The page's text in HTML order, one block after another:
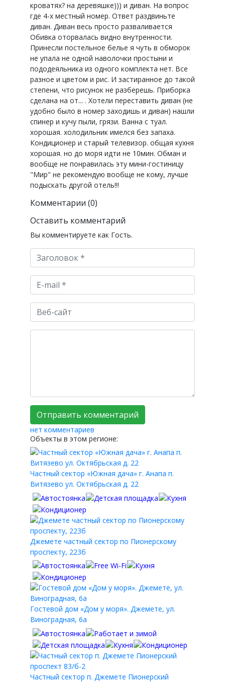
кроватях? на деревяшке))) и диван. На вопрос
где 4-х местный номер. Ответ раздвиньте
диван. Диван весь просто разваливается
Обивка оторвалась видно внутренности.
Принесли постельное белье я чуть в обморок
не упала не одной наволочки простыни и
пододеяльника из одного комплекта нет. Все
разное и цветом и рис. И застиранное до такой
степени, что рисунок не разберешь. Приборка
сделана на от... . Хотели переставить диван (не
удобно было в номер заходишь и диван) нашли
спинер и кучу пыли, грязи. Ванна с туал.
хорошая. холодильник имелся без запаха.
Кондиционер и старый телевизор. общая кухня
хорошая. но до моря идти не 10мин. Обман и
вообще не понравилась эту мини-гостиницу
"Мир" не рекомендую вообще не кому, лучше
подыскать другой отель!!!
Комментарии (0)
Оставить комментарий
Вы комментируете как Гость.
нет комментариев
Объекты в этом регионе:
Частный сектор «Южная дача» г. Анапа п.
Витязево ул. Октябрьская д. 22
Джемете частный сектор по Пионерскому
проспекту, 223б
Гостевой дом «Дом у моря». Джемете, ул.
Виноградная, 6а
Частный сектор п. Джемете Пионерский